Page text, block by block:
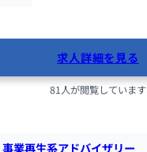
求人詳細を見る
81人が閲覧しています
事業再生系アドバイザリー